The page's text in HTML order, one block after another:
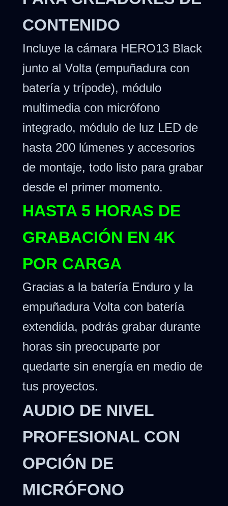
CONTENIDO
Incluye la cámara HERO13 Black
junto al Volta (empuñadura con
batería y trípode), módulo
multimedia con micrófono
integrado, módulo de luz LED de
hasta 200 lúmenes y accesorios
de montaje, todo listo para grabar
desde el primer momento.
HASTA 5 HORAS DE
GRABACIÓN EN 4K
POR CARGA
Gracias a la batería Enduro y la
empuñadura Volta con batería
extendida, podrás grabar durante
horas sin preocuparte por
quedarte sin energía en medio de
tus proyectos.
AUDIO DE NIVEL
PROFESIONAL CON
OPCIÓN DE
MICRÓFONO